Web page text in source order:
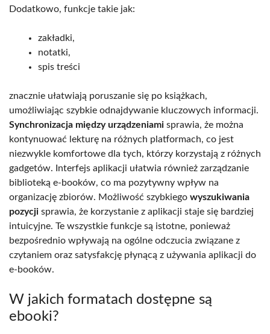
Dodatkowo, funkcje takie jak:
zakładki,
notatki,
spis treści
znacznie ułatwiają poruszanie się po książkach,
umożliwiając szybkie odnajdywanie kluczowych informacji.
Synchronizacja między urządzeniami sprawia, że można
kontynuować lekturę na różnych platformach, co jest
niezwykle komfortowe dla tych, którzy korzystają z różnych
gadgetów. Interfejs aplikacji ułatwia również zarządzanie
biblioteką e-booków, co ma pozytywny wpływ na
organizację zbiorów. Możliwość szybkiego wyszukiwania
pozycji sprawia, że korzystanie z aplikacji staje się bardziej
intuicyjne. Te wszystkie funkcje są istotne, ponieważ
bezpośrednio wpływają na ogólne odczucia związane z
czytaniem oraz satysfakcję płynącą z używania aplikacji do
e-booków.
W jakich formatach dostępne są
ebooki?